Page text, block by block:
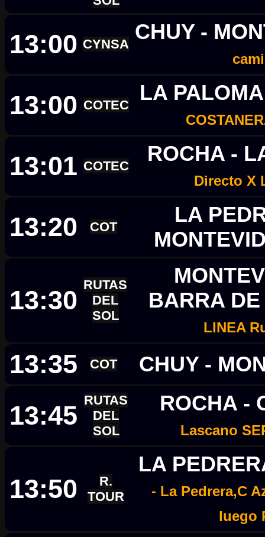
13:00 CYNSA
CHUY -
13:00 COTEC
LA
13:01 COTEC
ROCHA -
Directo X
13:20 COT
LA
13:30
RUTAS
DEL
SOL
BARRA
LINEA
13:35 COT CHUY -
13:45
RUTAS
DEL
SOL
ROCHA -
Lascano
13:50
R.
TOUR
LA
- La Pedrera,C
luego